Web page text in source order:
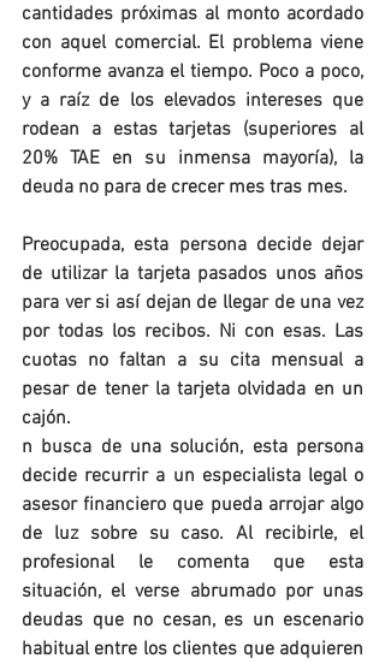
cantidades próximas al monto acordado
con aquel comercial. El problema viene
conforme avanza el tiempo. Poco a poco,
y a raíz de los elevados intereses que
rodean a estas tarjetas (superiores al
20% TAE en su inmensa mayoría), la
deuda no para de crecer mes tras mes.
Preocupada, esta persona decide dejar
de utilizar la tarjeta pasados unos años
para ver si así dejan de llegar de una vez
por todas los recibos. Ni con esas. Las
cuotas no faltan a su cita mensual a
pesar de tener la tarjeta olvidada en un
cajón.
n busca de una solución, esta persona
decide recurrir a un especialista legal o
asesor financiero que pueda arrojar algo
de luz sobre su caso. Al recibirle, el
profesional le comenta que esta
situación, el verse abrumado por unas
deudas que no cesan, es un escenario
habitual entre los clientes que adquieren